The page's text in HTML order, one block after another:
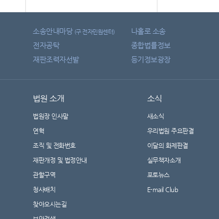
소송안내마당 (구 전자민원센터) 나홀로 소송
전자공탁
종합법률정보
재판조력자선발
등기정보광장
법원 소개
법원장 인사말
연혁
조직 및 전화번호
재판개정 및 법정안내
관할구역
청사배치
찾아오시는길
소식
새소식
우리법원 주요판결
이달의 화제판결
실무책자소개
포토뉴스
E-mail Club